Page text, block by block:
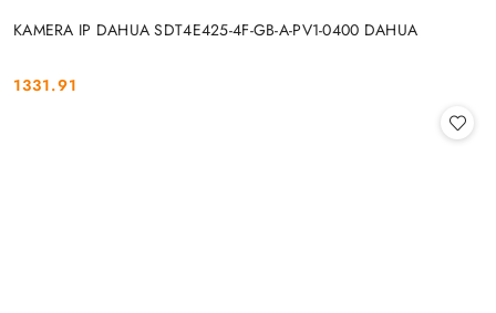
KAMERA IP DAHUA SDT4E425-4F-GB-A-PV1-0400 DAHUA
Cena:
1331.91